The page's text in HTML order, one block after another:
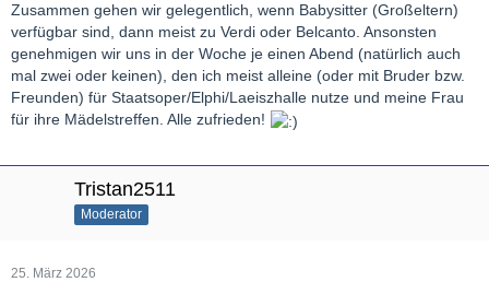
Zusammen gehen wir gelegentlich, wenn Babysitter (Großeltern)
verfügbar sind, dann meist zu Verdi oder Belcanto. Ansonsten
genehmigen wir uns in der Woche je einen Abend (natürlich auch
mal zwei oder keinen), den ich meist alleine (oder mit Bruder bzw.
Freunden) für Staatsoper/Elphi/Laeiszhalle nutze und meine Frau
für ihre Mädelstreffen. Alle zufrieden!
Tristan2511
Moderator
25. März 2026